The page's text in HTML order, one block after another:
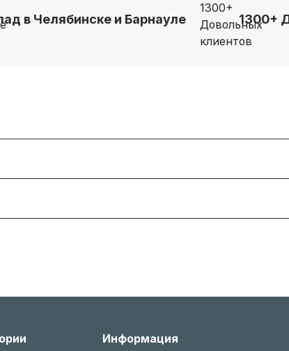
в Челябинске и Барнауле 1300+
Информация